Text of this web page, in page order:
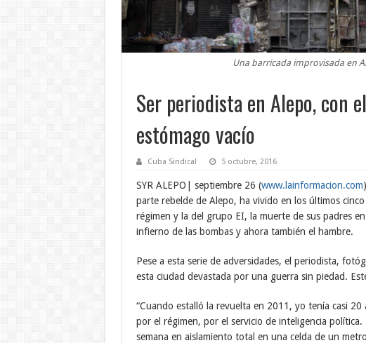
Una barricada improvisada en
Ser periodista en Alepo, con
estómago vacío
Cuba Sindical 5 octubre, 2016
SYR ALEPO| septiembre 26 (www.lainformacion.com
parte rebelde de Alepo, ha vivido en los últimos
régimen y la del grupo EI, la muerte de sus padres
infierno de las bombas y ahora también el hambre.
Pese a esta serie de adversidades, el periodista,
esta ciudad devastada por una guerra sin piedad.
“Cuando estalló la revuelta en 2011, yo tenía casi
por el régimen, por el servicio de inteligencia
semana en aislamiento total en una celda de un